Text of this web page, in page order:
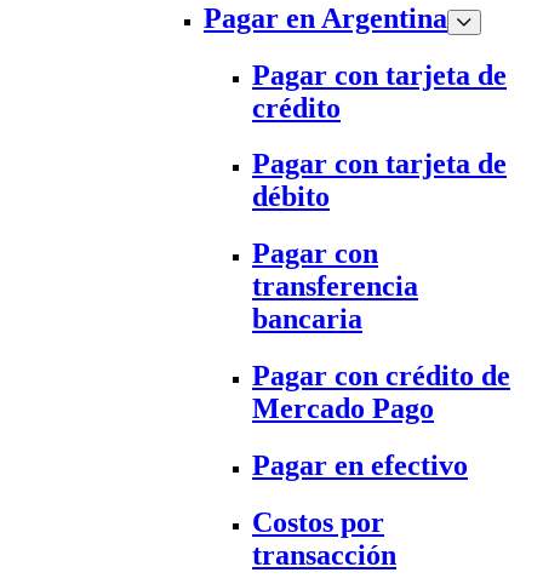
Pagar en Argentina
Pagar con tarjeta de
crédito
Pagar con tarjeta de
débito
Pagar con
transferencia
bancaria
Pagar con crédito de
Mercado Pago
Pagar en efectivo
Costos por
transacción